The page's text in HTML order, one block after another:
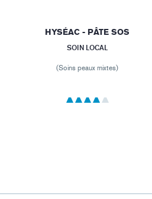
HYSÉAC - PÂTE SOS
SOIN LOCAL
(Soins peaux mixtes)